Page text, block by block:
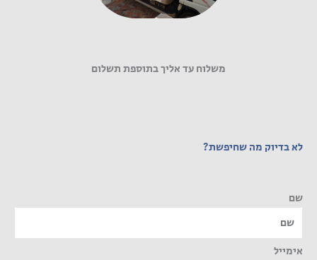
משלוח עד אליך בתוספת תשלום
לא בדיוק מה שחיפשת?
שם
אימייל